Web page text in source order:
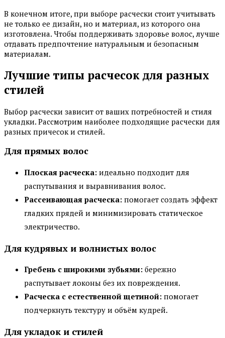
В конечном итоге, при выборе расчески стоит учитывать
не только ее дизайн, но и материал, из которого она
изготовлена. Чтобы поддерживать здоровье волос, лучше
отдавать предпочтение натуральным и безопасным
материалам.
Лучшие типы расчесок для разных
стилей
Выбор расчески зависит от ваших потребностей и стиля
укладки. Рассмотрим наиболее подходящие расчески для
разных причесок и стилей.
Для прямых волос
Плоская расческа: идеально подходит для
распутывания и выравнивания волос.
Рассеивающая расческа: помогает создать эффект
гладких прядей и минимизировать статическое
электричество.
Для кудрявых и волнистых волос
Гребень с широкими зубьями: бережно
распутывает локоны без их повреждения.
Расческа с естественной щетиной: помогает
подчеркнуть текстуру и объём кудрей.
Для укладок и стилей